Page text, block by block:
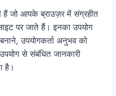
हैं जो आपके ब्राउज़र में संग्रहीत
पर जाते हैं। इनका उपयोग
उपयोगकर्ता अनुभव को
से संबंधित जानकारी
है।